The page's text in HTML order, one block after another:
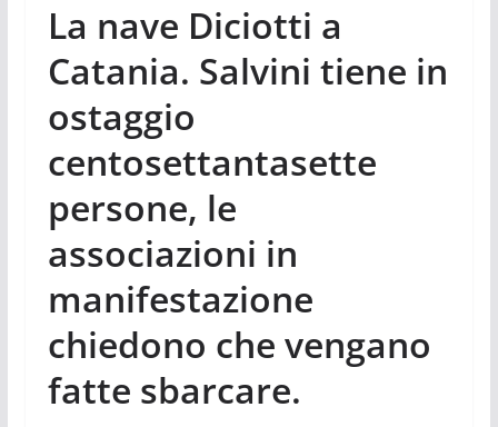
La nave Diciotti a
Catania. Salvini tiene in
ostaggio
centosettantasette
persone, le
associazioni in
manifestazione
chiedono che vengano
fatte sbarcare.